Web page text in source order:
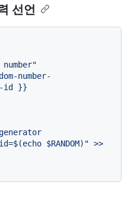
선언
number"
number-
id
}}
$RANDOM)" >>